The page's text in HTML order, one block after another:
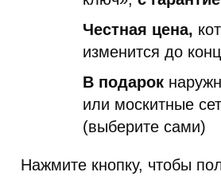
Честная цена,
изменится до
В подарок
или москитные
(выберите сами)
Нажмите кнопку, чтобы